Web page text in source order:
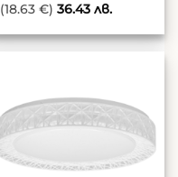
(18.63 €) 36.43лв.